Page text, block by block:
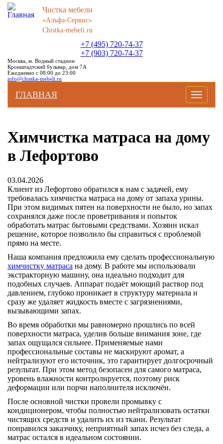
Чистка мебели
«Альфа-Сервис»
Chistka-mebeli.ru
+7 (495) 720-74-37
+7 (903) 720-74-37
Москва, м. Водный стадион
Кронштадтский бульвар, дом 7А
Ежедневно с 08:00 до 23:00
info@chistka-mebeli.ru
Toggle
ГЛАВНАЯ
Химчистка матраса на дому
в Лефортово
03.04.2026
Клиент из Лефортово обратился к нам с задачей, ему
требовалась химчистка матраса на дому от запаха урины.
При этом видимых пятен на поверхности не было, но запах
сохранялся даже после проветривания и попыток
обработать матрас бытовыми средствами. Хозяин искал
решение, которое позволило бы справиться с проблемой
прямо на месте.
Наша компания предложила ему сделать профессиональную
химчистку матраса на дому. В работе мы использовали
экстракторную машину, она идеально подходит для
подобных случаев. Аппарат подаёт моющий раствор под
давлением, глубоко проникает в структуру материала и
сразу же удаляет жидкость вместе с загрязнениями,
вызывающими запах.
Во время обработки мы равномерно прошлись по всей
поверхности матраса, уделив больше внимания зоне, где
запах ощущался сильнее. Применяемые нами
профессиональные составы не маскируют аромат, а
нейтрализуют его источник, это гарантирует долгосрочный
результат. При этом метод безопасен для самого матраса,
уровень влажности контролируется, поэтому риск
деформации или порчи наполнителя исключён.
После основной чистки провели промывку с
кондиционером, чтобы полностью нейтрализовать остатки
чистящих средств и удалить их из ткани. Результат
понравился заказчику, неприятный запах исчез без следа, а
матрас остался в идеальном состоянии.